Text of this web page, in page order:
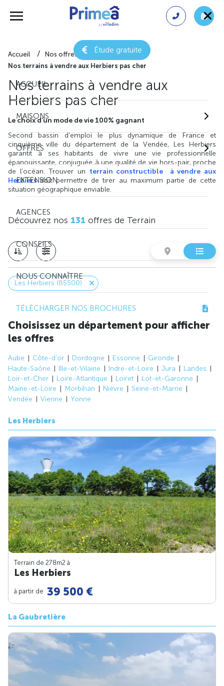
Étude gratuite
ACCUEIL
MAISONS
OFFRES
EXTENSION
AGENCES
CONSEILS
NOUS CONNAÎTRE
TÉLÉCHARGER NOS BROCHURES
Accueil
Nos offres de terrain
Nos terrains à vendre aux Herbiers pas cher
Nos terrains à vendre aux
Herbiers pas cher
Le choix d’un mode de vie 100% gagnant
Second bassin d'emploi le plus dynamique de France et
cinquième ville du département de la Vendée, Les Herbiers
garantit à ses habitants de vivre une vie professionnelle
épanouissante, conjuguée à une qualité de vie hors-pair, proche
de l’océan. Trouver un terrain constructible à vendre aux
Herbiers doit permettre de tirer au maximum partie de cette
situation géographique enviable.
Découvrez nos 131 offres de Terrain
Les Herbiers (85500)
Choisissez un département pour afficher
les offres
Aube Côte-d'or Dordogne Essonne
Gironde
Haute-Saône
Ille-et-Vilaine Indre-et-Loire Jura
Landes
Loir-et-Cher
Loire-Atlantique Loiret
Lot-et-Garonne
Maine-et-Loire
Morbihan Nièvre
Seine-et-Marne
Vendée
Vienne Yonne
Les Herbiers
Terrain de 278m2 à
Les Herbiers
à partir de 39 500 €
La Gaubretière